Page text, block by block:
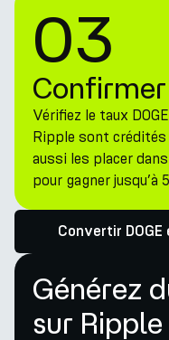
03
Vérifiez le taux
Ripple sont
aussi les placer
pour gagner jusqu’à
Convertir DOGE
Générez
sur